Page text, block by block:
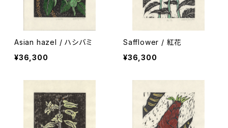
Asian hazel / ハシバミ
¥36,300
Safflower / 紅花
¥36,300